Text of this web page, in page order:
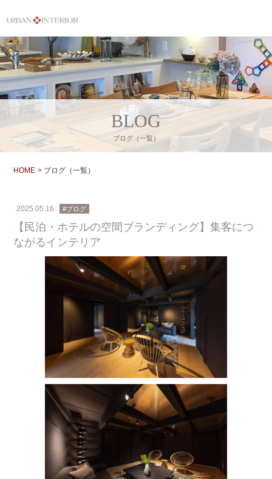
BLOG
ブログ（一覧）
HOME ブログ（一覧）
2025.05.16 #ブログ
【民泊・ホテルの空間ブランディング】集客につ
ながるインテリア